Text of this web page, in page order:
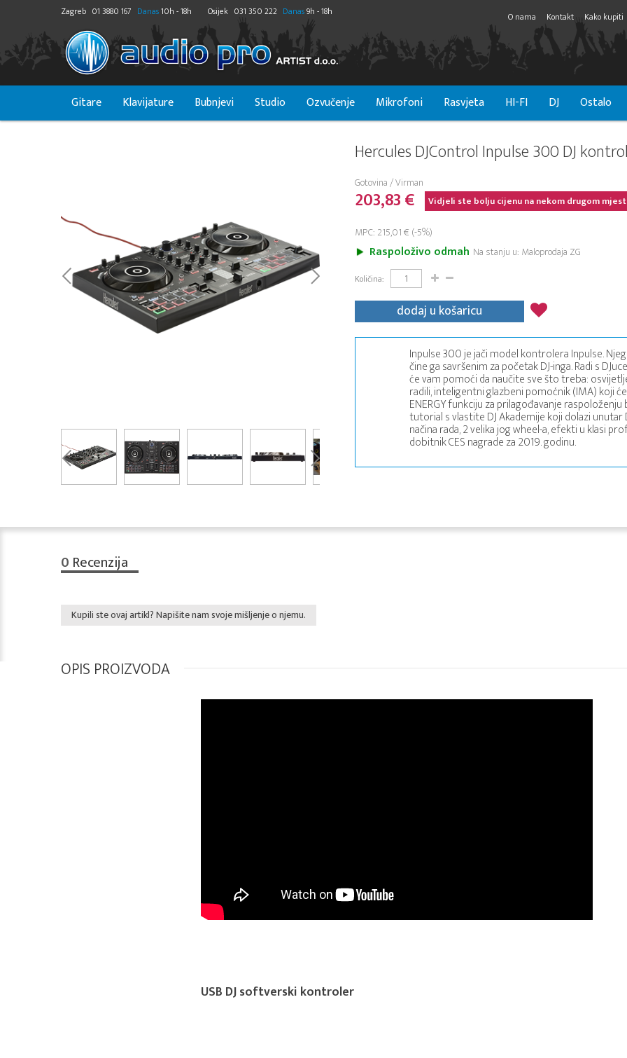
Zagreb 01 3880 167 Danas10h - 18h Osijek 031 350 222 Danas9h - 18h O nama Kontakt Kako kupiti
Gitare Klavijature Bubnjevi Studio Ozvučenje Mikrofoni Rasvjeta HI-FI DJ Ostalo
Hercules DJControl Inpulse 300 DJ
Gotovina / Virman
203,83 € Vidjeli ste bolju cijenu na nekom drugom
MPC: 215,01 € (-5%)
Raspoloživo odmah Na stanju u: Maloprodaja ZG
Količina:
dodaj u košaricu
Inpulse 300 je jači model kontrolera Inpulse.
čine ga savršenim za početak DJ-inga. Radi s
će vam pomoći da naučite sve što treba:
radili, inteligentni glazbeni pomoćnik (IMA) koji
ENERGY funkciju za prilagođavanje
tutorial s vlastite DJ Akademije koji dolazi unutar
načina rada, 2 velika jog wheel-a, efekti u klasi
dobitnik CES nagrade za 2019. godinu.
0 Recenzija
Kupili ste ovaj artikl? Napišite nam svoje mišljenje o njemu.
OPIS PROIZVODA
USB DJ softverski kontroler